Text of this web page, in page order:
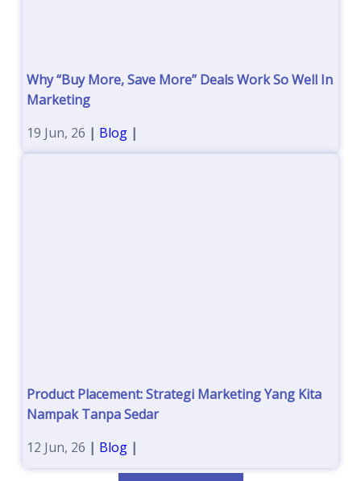
Why “Buy More, Save More” Deals Work So Well In
Marketing
19 Jun, 26 | Blog |
Product Placement: Strategi Marketing Yang Kita
Nampak Tanpa Sedar
12 Jun, 26 | Blog |